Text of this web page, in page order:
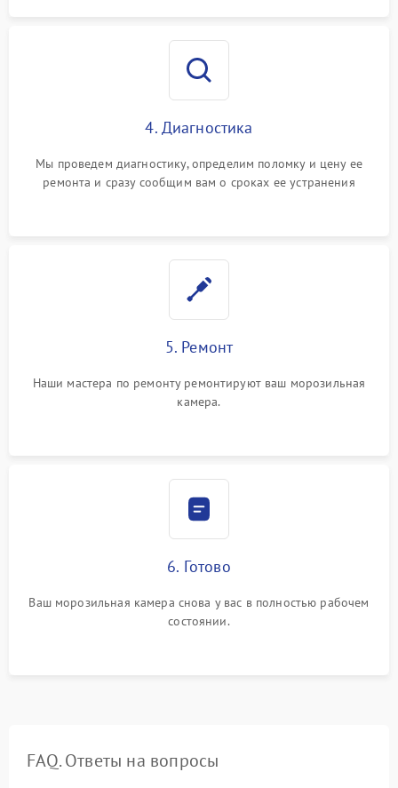
4. Диагностика
Мы проведем диагностику, определим поломку и цену ее
ремонта и сразу сообщим вам о сроках ее устранения
5. Ремонт
Наши мастера по ремонту ремонтируют ваш морозильная
камера.
6. Готово
Ваш морозильная камера снова у вас в полностью рабочем
состоянии.
FAQ. Ответы на вопросы